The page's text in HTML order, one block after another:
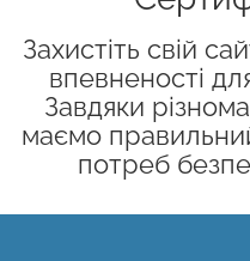
Захистіть свій
впевненості
Завдяки
маємо
потреб